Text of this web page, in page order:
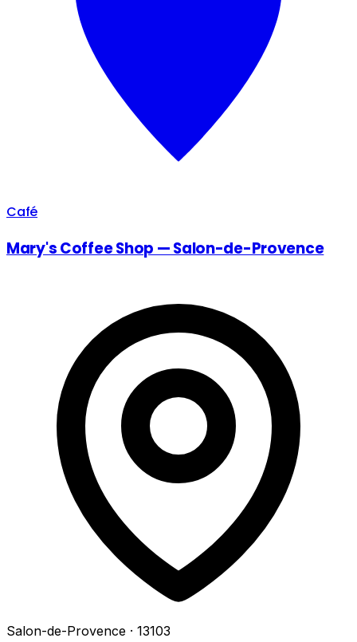
Café
Mary's Coffee Shop — Salon-de-Provence
Salon-de-Provence · 13103